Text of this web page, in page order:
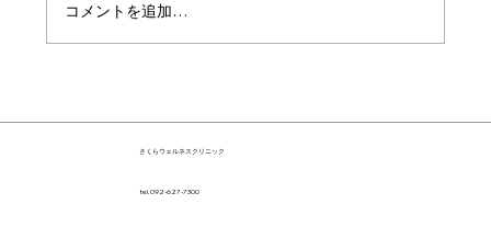
コメントを追加…
さくらウェルネスクリニック
tel.092-627-7300